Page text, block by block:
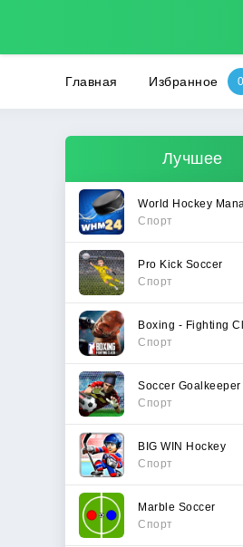
Главная Избранное
Лучшее
World Hockey
Спорт
Pro Kick Soccer
Спорт
Boxing - Fighting
Спорт
Спорт
BIG WIN Hockey
Спорт
Marble Soccer
Спорт